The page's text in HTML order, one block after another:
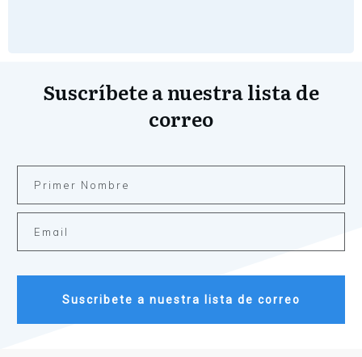
Suscríbete a nuestra lista de
correo
Suscribete a nuestra lista de correo